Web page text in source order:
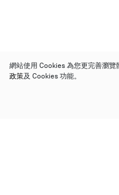
網站使用 Cookies 為您更完善瀏
政策及 Cookies 功能。